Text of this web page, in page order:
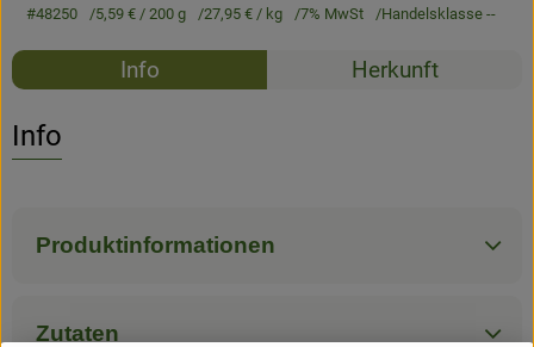
#48250 5,59 € / 200 g 27,95 € / kg 7% MwSt Handelsklasse --
Rezepte
Info Herkunft
Info
Produktinformationen
Zutaten